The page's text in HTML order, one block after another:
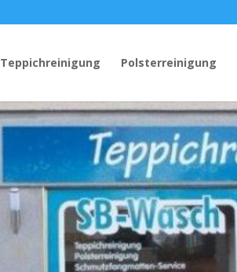
Teppichreinigung Polsterreinigung